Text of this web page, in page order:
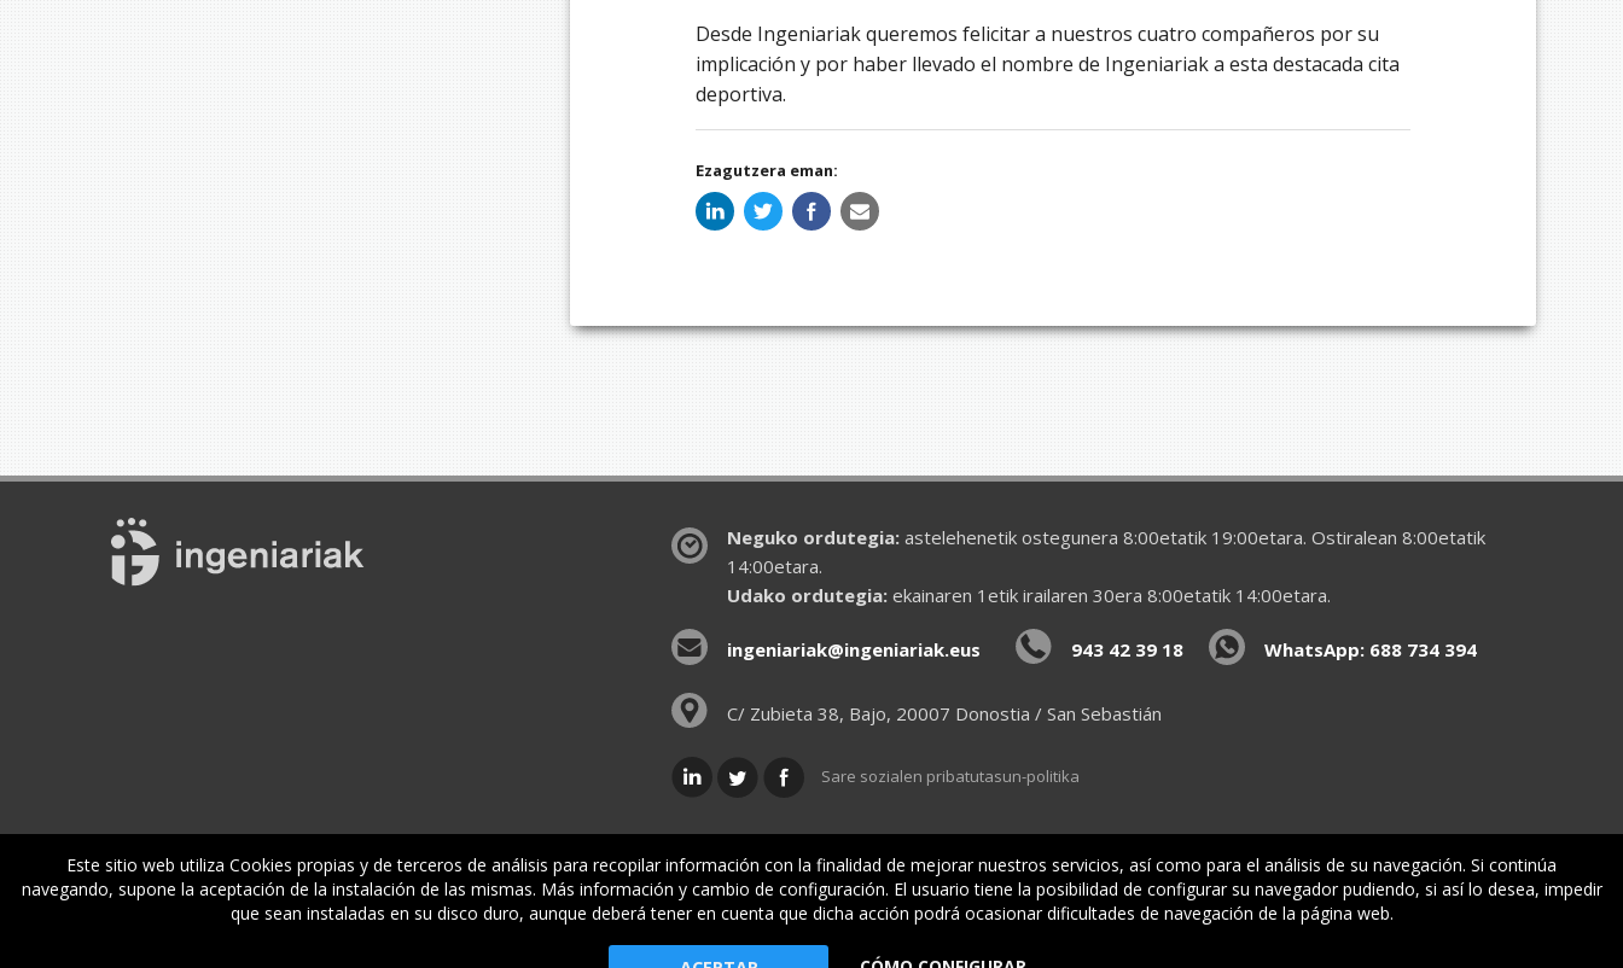
Desde Ingeniariak queremos felicitar a nuestros cuatro compañeros por su
implicación y por haber llevado el nombre de Ingeniariak a esta destacada cita
deportiva.
Ezagutzera eman:
Neguko ordutegia:astelehenetik ostegunera 8:00etatik 19:00etara. Ostiralean 8:00etatik
14:00etara.
Udako ordutegia:ekainaren 1etik irailaren 30era 8:00etatik 14:00etara.
ingeniariak@ingeniariak.eus 943 42 39 18 WhatsApp: 688 734 394
C/ Zubieta 38, Bajo, 20007 Donostia / San Sebastián
Sare sozialen pribatutasun-politika
Enplegua Ikastaroak Zerbitzuak Elkargoa Oniritziak Lehiatila Bakarra Lege informazioa
Este sitio web utiliza Cookies propias y de terceros de análisis para recopilar información con la finalidad de mejorar nuestros servicios, así como para el análisis de su navegación. Si continúa
navegando, supone la aceptación de la instalación de las mismas. Más información y cambio de configuración. El usuario tiene la posibilidad de configurar su navegador pudiendo, si así lo desea, impedir
que sean instaladas en su disco duro, aunque deberá tener en cuenta que dicha acción podrá ocasionar dificultades de navegación de la página web.